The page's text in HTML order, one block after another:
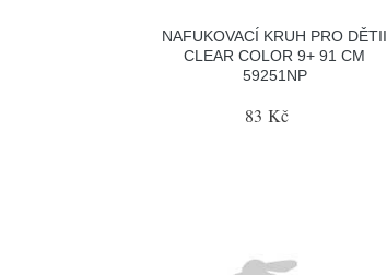
NAFUKOVACÍ KRUH PRO DĚTII
CLEAR COLOR 9+ 91 CM
59251NP
83 Kč